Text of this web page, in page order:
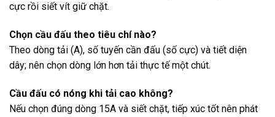
cực rồi siết vít giữ chặt.
Chọn cầu đấu theo tiêu chí nào?
Theo dòng tải (A), số tuyến cần đấu (số cực) và tiết diện
dây; nên chọn dòng lớn hơn tải thực tế một chút.
Cầu đấu có nóng khi tải cao không?
Nếu chọn đúng dòng 15A và siết chặt, tiếp xúc tốt nên phát